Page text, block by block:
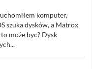
komputer,
szuka dysków, a Matrox
może byc? Dysk